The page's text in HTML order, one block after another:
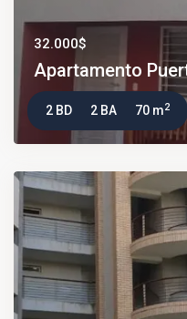
32.000$
Apartamento
2 BD 2 BA 70 m2